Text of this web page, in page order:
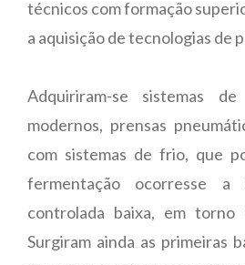
técnicos com formação
a aquisição de tecnologias de
Adquiriram-se sistemas
modernos, prensas
com sistemas de frio, que
fermentação ocorresse a
controlada baixa, em torno
Surgiram ainda as primeiras